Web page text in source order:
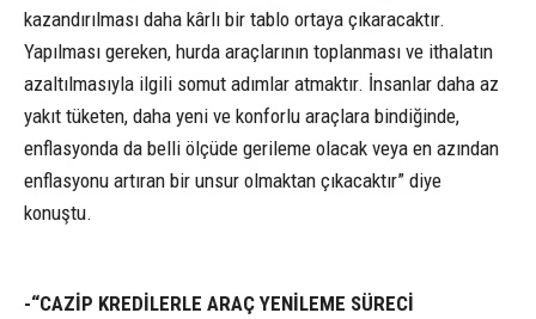
kazandırılması daha kârlı bir tablo ortaya çıkaracaktır.
Yapılması gereken, hurda araçlarının toplanması ve ithalatın
azaltılmasıyla ilgili somut adımlar atmaktır. İnsanlar daha az
yakıt tüketen, daha yeni ve konforlu araçlara bindiğinde,
enflasyonda da belli ölçüde gerileme olacak veya en azından
enflasyonu artıran bir unsur olmaktan çıkacaktır” diye
konuştu.
-“CAZİP KREDİLERLE ARAÇ YENİLEME SÜRECİ